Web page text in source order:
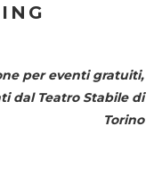
per eventi gratuiti,
dal Teatro Stabile di
Torino